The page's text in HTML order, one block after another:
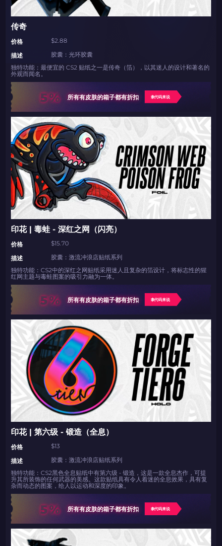
传奇
价格
$2.88
描述
胶囊：光环胶囊
独特功能：最便宜的 CS2 贴纸之一是传奇（箔），以其迷人的设计和著名的
外观而闻名。
5% 所有有皮肤的箱子都有折扣 拿代码来说
印花 | 毒蛙 - 深红之网（闪亮）
价格
$15.70
描述
胶囊：激流冲浪店贴纸系列
独特功能：CS2中的深红之网贴纸采用迷人且复杂的箔设计，将标志性的猩
红网主题与毒蛙图案的吸引力融为一体。
5% 所有有皮肤的箱子都有折扣 拿代码来说
印花 | 第六级 - 锻造（全息）
价格
$13
描述
胶囊：激流冲浪店贴纸系列
独特功能：CS2黑色全息贴纸中有第六级 - 锻造，这是一款全息杰作，可提
升其所装饰的任何武器的美感。这款贴纸具有令人着迷的全息效果，具有复
杂而动态的图案，给人以运动和深度的印象。
5% 所有有皮肤的箱子都有折扣 拿代码来说